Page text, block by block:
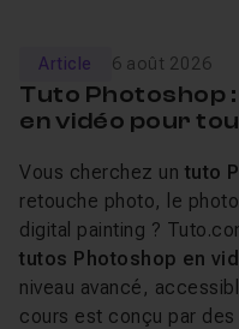
Article 6 août 2026
Tuto Photoshop
en vidéo pour
Vous cherchez un tuto
retouche photo, le
digital painting ?
tutos Photoshop en
niveau avancé,
cours est conçu par